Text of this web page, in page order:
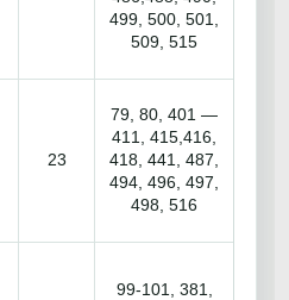
499, 500, 501,
509, 515
23
79, 80, 401 —
411, 415,416,
418, 441, 487,
494, 496, 497,
498, 516
99-101, 381,